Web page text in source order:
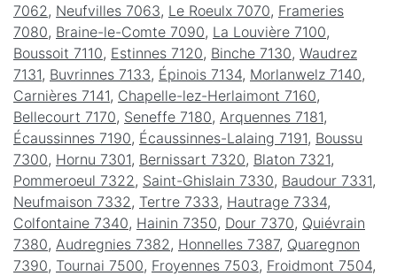
7062 , Neufvilles 7063, Le Roeulx 7070, Frameries
7080, Braine-le-Comte 7090, La Louvière 7100,
Boussoit 7110, Estinnes 7120, Binche 7130, Waudrez
7131, Buvrinnes 7133, Épinois 7134, Morlanwelz 7140,
Carnières 7141, Chapelle-lez-Herlaimont 7160,
Bellecourt 7170, Seneffe 7180, Arquennes 7181,
Écaussinnes 7190, Écaussinnes-Lalaing 7191, Boussu
7300, Hornu 7301, Bernissart 7320, Blaton 7321,
Pommeroeul 7322 , Saint-Ghislain 7330, Baudour 7331,
Neufmaison 7332 , Tertre 7333, Hautrage 7334,
Colfontaine 7340, Hainin 7350, Dour 7370, Quiévrain
7380, Audregnies 7382 , Honnelles 7387, Quaregnon
7390, Tournai 7500, Froyennes 7503, Froidmont 7504,